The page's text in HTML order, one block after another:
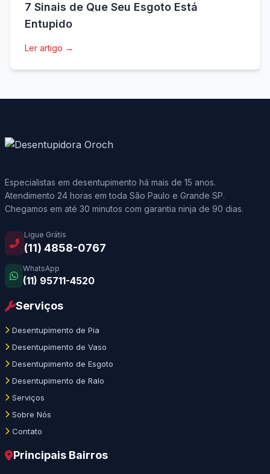
7 Sinais de Que Seu Esgoto Está
Entupido
Ler artigo →
Especialistas em desentupimento há mais de 15 anos.
Atendimento 24 horas em toda São Paulo e Grande SP.
Chegamos em até 30 minutos com garantia ninja de 90 dias.
Ligue Grátis
(11) 4858-0767
WhatsApp
(11) 95711-4520
Serviços
Desentupimento de Pia
Desentupimento de Vaso
Desentupimento de Esgoto
Desentupimento de Ralo
Serviços
Sobre Nós
Contato
Principais Bairros